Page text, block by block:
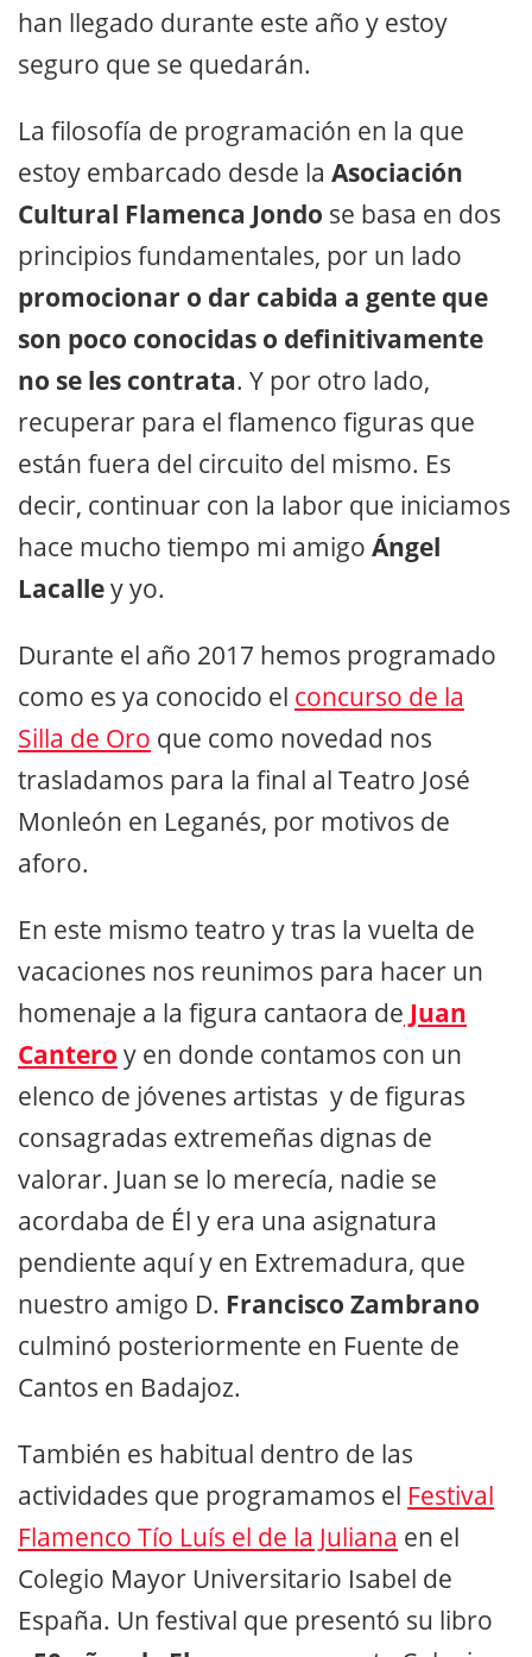
han llegado durante este año y estoy
seguro que se quedarán.
La filosofía de programación en la que
estoy embarcado desde la Asociación
Cultural Flamenca Jondo se basa en dos
principios fundamentales, por un lado
promocionar o dar cabida a gente que
son poco conocidas o definitivamente
no se les contrata. Y por otro lado,
recuperar para el flamenco figuras que
están fuera del circuito del mismo. Es
decir, continuar con la labor que iniciamos
hace mucho tiempo mi amigo Ángel
Lacalley yo.
Durante el año 2017 hemos programado
como es ya conocido el concurso de la
Silla de Oro que como novedad nos
trasladamos para la final al Teatro José
Monleón en Leganés, por motivos de
aforo.
En este mismo teatro y tras la vuelta de
vacaciones nos reunimos para hacer un
homenaje a la figura cantaora de Juan
Cantero y en donde contamos con un
elenco de jóvenes artistas y de figuras
consagradas extremeñas dignas de
valorar. Juan se lo merecía, nadie se
acordaba de Él y era una asignatura
pendiente aquí y en Extremadura, que
nuestro amigo D. Francisco Zambrano
culminó posteriormente en Fuente de
Cantos en Badajoz.
También es habitual dentro de las
actividades que programamos el Festival
Flamenco Tío Luís el de la Juliana en el
Colegio Mayor Universitario Isabel de
España. Un festival que presentó su libro